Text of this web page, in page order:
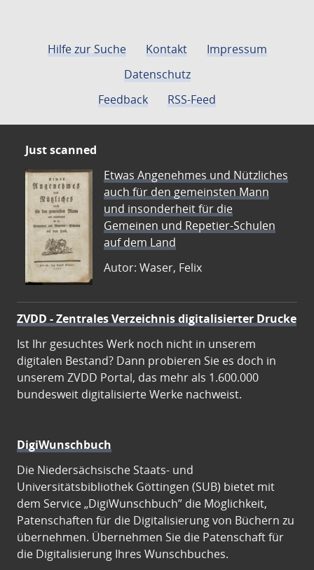
Hilfe zur Suche Kontakt
Impressum
Datenschutz
Feedback
RSS-Feed
Just scanned
Etwas Angenehmes und Nützliches
auch für den gemeinsten Mann
und insonderheit für die
Gemeinen und Repetier-Schulen
auf dem Land
Autor: Waser, Felix
ZVDD - Zentrales Verzeichnis digitalisierter Drucke
Ist Ihr gesuchtes Werk noch nicht in unserem
digitalen Bestand? Dann probieren Sie es doch in
unserem ZVDD Portal, das mehr als 1.600.000
bundesweit digitalisierte Werke nachweist.
DigiWunschbuch
Die Niedersächsische Staats- und
Universitätsbibliothek Göttingen (SUB) bietet mit
dem Service „DigiWunschbuch” die Möglichkeit,
Patenschaften für die Digitalisierung von Büchern zu
übernehmen. Übernehmen Sie die Patenschaft für
die Digitalisierung Ihres Wunschbuches.